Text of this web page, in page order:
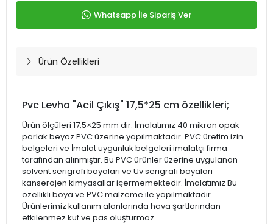
Whatsapp İle Sipariş Ver
Ürün Özellikleri
Pvc Levha "Acil Çıkış" 17,5*25 cm özellikleri;
Ürün ölçüleri 17,5×25 mm dir. İmalatımız 40 mikron opak
parlak beyaz PVC üzerine yapılmaktadır. PVC üretim izin
belgeleri ve İmalat uygunluk belgeleri imalatçı firma
tarafından alınmıştır. Bu PVC ürünler üzerine uygulanan
solvent serigrafi boyaları ve Uv serigrafi boyaları
kanserojen kimyasallar içermemektedir. İmalatımız Bu
özellikli boya ve PVC malzeme ile yapılmaktadır.
Ürünlerimiz kullanım alanlarında hava şartlarından
etkilenmez küf ve pas oluşturmaz.